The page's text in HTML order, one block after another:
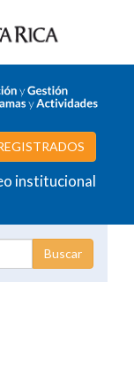
institucional